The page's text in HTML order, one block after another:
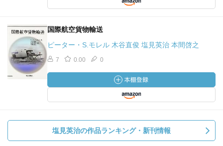
国際航空貨物輸送
ピーター・S.モレル 木谷直俊 塩見英治 本間啓之
7 0.00 0
塩見英治の作品ランキング・新刊情報